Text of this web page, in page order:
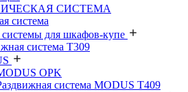
СИСТЕМА
система
для шкафов-купе
система Т309
OPK
система MODUS T409